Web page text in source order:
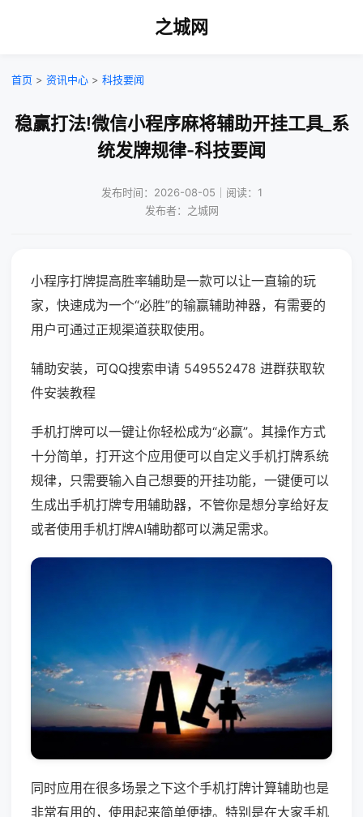
之城网
首页 > 资讯中心 > 科技要闻
稳赢打法!微信小程序麻将辅助开挂工具_系
统发牌规律-科技要闻
发布时间：2026-08-05｜阅读：1
发布者：之城网
小程序打牌提高胜率辅助是一款可以让一直输的玩
家，快速成为一个“必胜”的输赢辅助神器，有需要的
用户可通过正规渠道获取使用。
辅助安装，可QQ搜索申请 549552478 进群获取软
件安装教程
手机打牌可以一键让你轻松成为“必赢”。其操作方式
十分简单，打开这个应用便可以自定义手机打牌系统
规律，只需要输入自己想要的开挂功能，一键便可以
生成出手机打牌专用辅助器，不管你是想分享给好友
或者使用手机打牌AI辅助都可以满足需求。
同时应用在很多场景之下这个手机打牌计算辅助也是
非常有用的，使用起来简单便捷。特别是在大家手机